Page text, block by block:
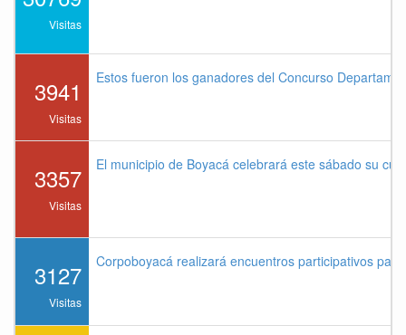
Visitas
3941
Visitas
Estos fueron los ganadores del Concurso
3357
Visitas
El municipio de Boyacá celebrará este sábado su
3127
Visitas
Corpoboyacá realizará encuentros participativos